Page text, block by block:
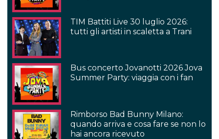
TIM Battiti Live 30 luglio 2026:
tutti gli artisti in scaletta a Trani
Bus concerto Jovanotti 2026 Jova
Summer Party: viaggia con i fan
Rimborso Bad Bunny Milano:
quando arriva e cosa fare se non lo
hai ancora ricevuto